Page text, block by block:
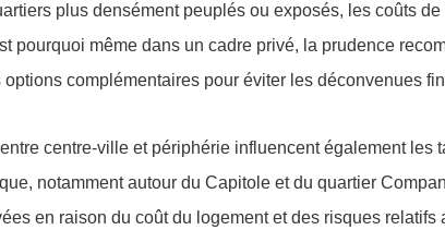
plus densément peuplés ou exposés, les coûts
pourquoi même dans un cadre privé, la prudence
options complémentaires pour éviter les déconvenues
centre-ville et périphérie influencent également les
notamment autour du Capitole et du quartier
en raison du coût du logement et des risques relatifs